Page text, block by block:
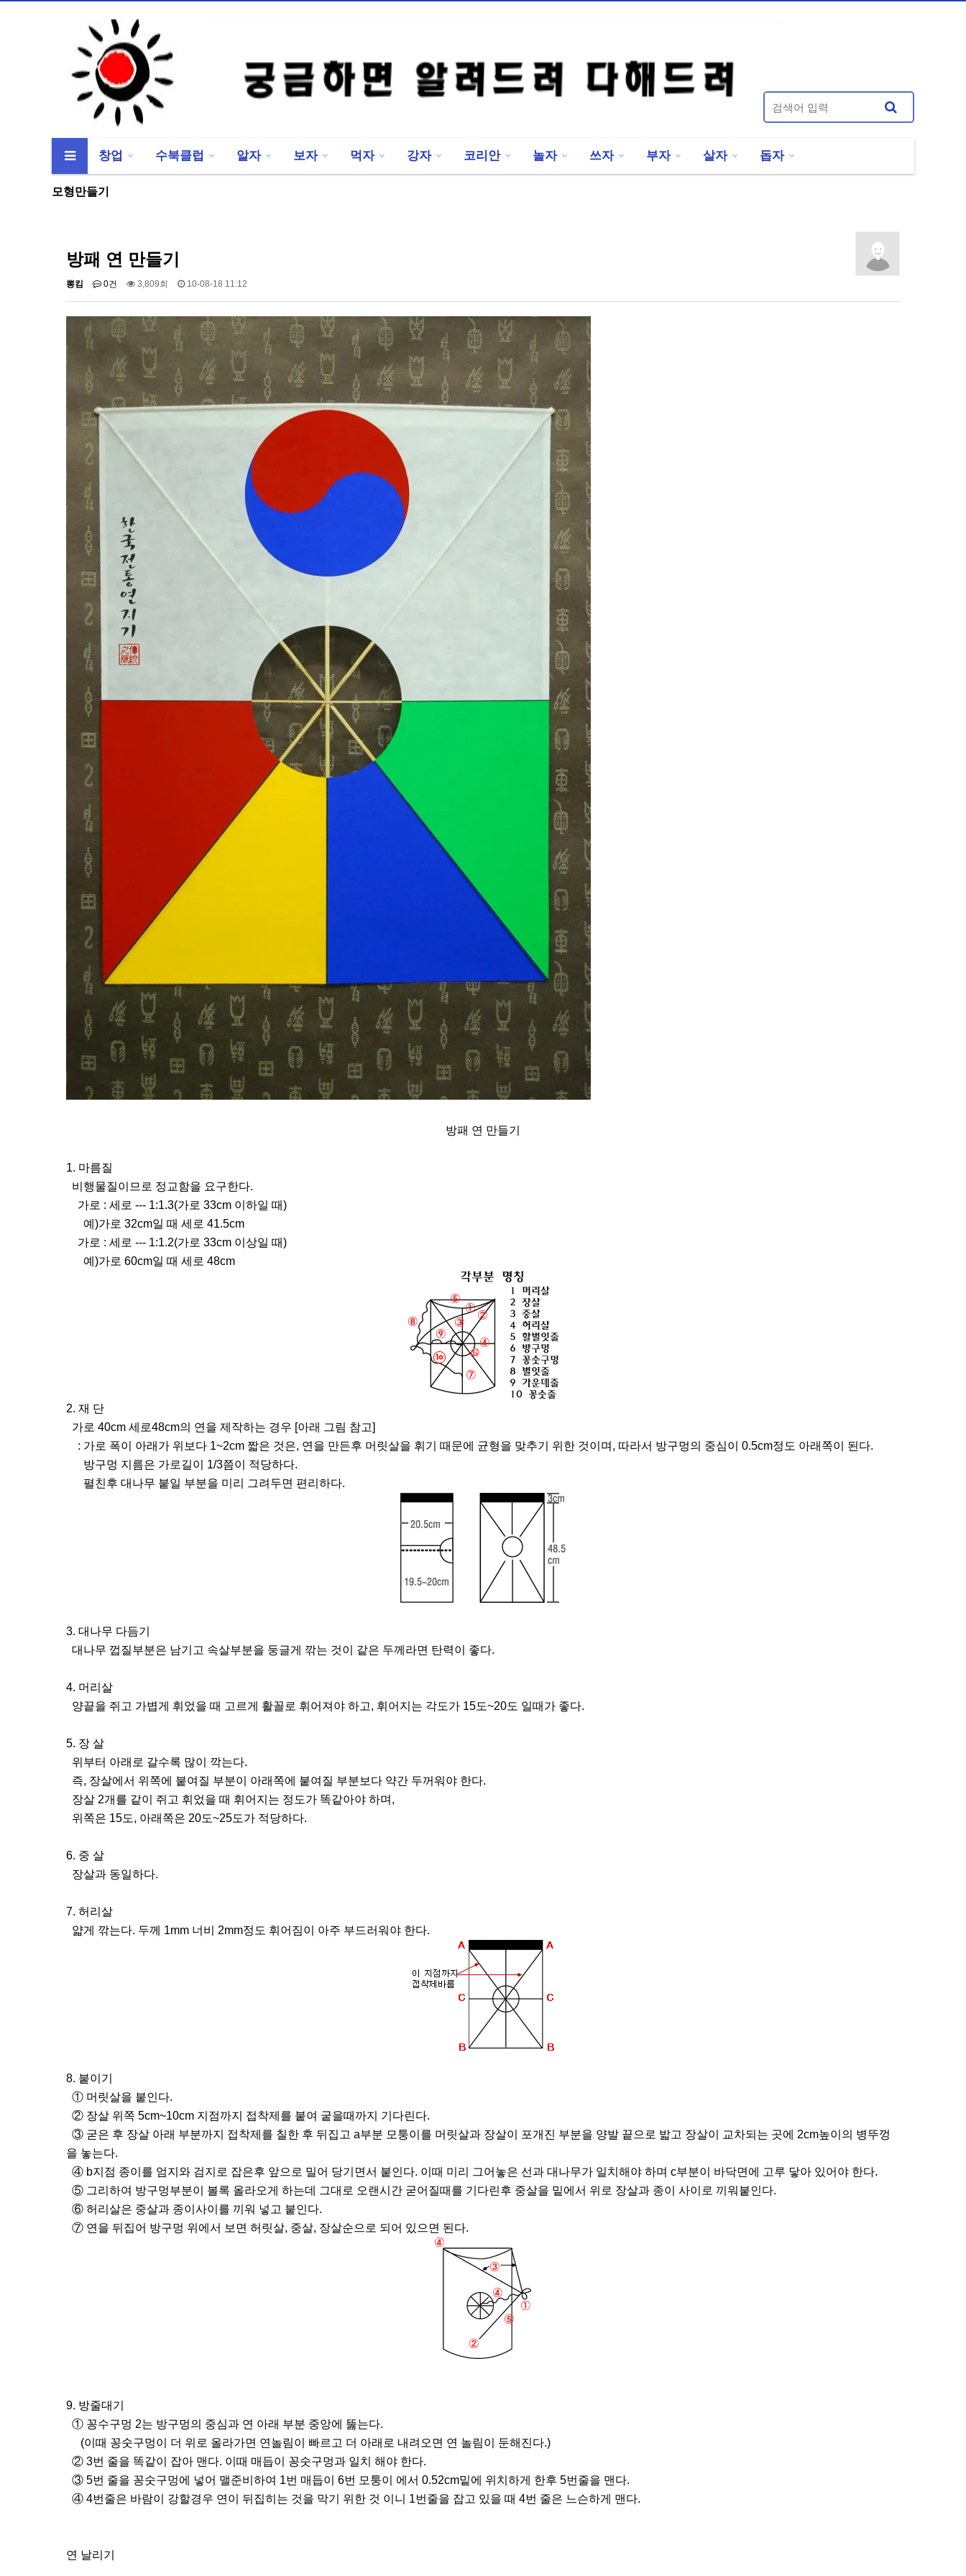
창업 수북클럽 알자 보자 먹자 강자 코리안 놀자 쓰자
부자
살자
돕자
모형만들기
방패 연 만들기
뽕킴 0건 3,809회 10-08-18 11:12
방패 연 만들기
1. 마름질
비행물질이므로 정교함을 요구한다.
가로 : 세로 --- 1:1.3(가로 33cm 이하일 때)
예)가로 32cm일 때 세로 41.5cm
가로 : 세로 --- 1:1.2(가로 33cm 이상일 때)
예)가로 60cm일 때 세로 48cm
2. 재 단
가로 40cm 세로48cm의 연을 제작하는 경우 [아래 그림 참고]
: 가로 폭이 아래가 위보다 1~2cm 짧은 것은, 연을 만든후 머릿살을 휘기 때문에 균형을 맞추기 위한 것이며, 따라서 방구멍의 중심이 0.5cm정도 아래쪽이 된다.
방구멍 지름은 가로길이 1/3쯤이 적당하다.
펼친후 대나무 붙일 부분을 미리 그려두면 편리하다.
3. 대나무 다듬기
대나무 껍질부분은 남기고 속살부분을 둥글게 깎는 것이 같은 두께라면 탄력이 좋다.
4. 머리살
양끝을 쥐고 가볍게 휘었을 때 고르게 활꼴로 휘어져야 하고, 휘어지는 각도가 15도~20도 일때가 좋다.
5. 장 살
위부터 아래로 갈수록 많이 깍는다.
즉, 장살에서 위쪽에 붙여질 부분이 아래쪽에 붙여질 부분보다 약간 두꺼워야 한다.
장살 2개를 같이 쥐고 휘었을 때 휘어지는 정도가 똑같아야 하며,
위쪽은 15도, 아래쪽은 20도~25도가 적당하다.
6. 중 살
장살과 동일하다.
7. 허리살
얇게 깎는다. 두께 1mm 너비 2mm정도 휘어짐이 아주 부드러워야 한다.
8. 붙이기
① 머릿살을 붙인다.
② 장살 위쪽 5cm~10cm 지점까지 접착제를 붙여 궅을때까지 기다린다.
③ 굳은 후 장살 아래 부분까지 접착제를 칠한 후 뒤집고 a부분 모퉁이를 머릿살과 장살이 포개진 부분을 양발 끝으로 밟고 장살이 교차되는 곳에 2cm높이의 병뚜껑
을 놓는다.
④ b지점 종이를 엄지와 검지로 잡은후 앞으로 밀어 당기면서 붙인다. 이때 미리 그어놓은 선과 대나무가 일치해야 하며 c부분이 바닥면에 고루 닿아 있어야 한다.
⑤ 그리하여 방구멍부분이 볼록 올라오게 하는데 그대로 오랜시간 굳어질때를 기다린후 중살을 밑에서 위로 장살과 종이 사이로 끼워붙인다.
⑥ 허리살은 중살과 종이사이를 끼워 넣고 붙인다.
⑦ 연을 뒤집어 방구멍 위에서 보면 허릿살, 중살, 장살순으로 되어 있으면 된다.
9. 방줄대기
① 꽁수구멍 2는 방구멍의 중심과 연 아래 부분 중앙에 뚫는다.
(이때 꽁숫구멍이 더 위로 올라가면 연놀림이 빠르고 더 아래로 내려오면 연 놀림이 둔해진다.)
② 3번 줄을 똑같이 잡아 맨다. 이때 매듭이 꽁숫구멍과 일치 해야 한다.
③ 5번 줄을 꽁숫구멍에 넣어 맬준비하여 1번 매듭이 6번 모퉁이 에서 0.52cm밑에 위치하게 한후 5번줄을 맨다.
④ 4번줄은 바람이 강할경우 연이 뒤집히는 것을 막기 위한 것 이니 1번줄을 잡고 있을 때 4번 줄은 느슨하게 맨다.
연 날리기